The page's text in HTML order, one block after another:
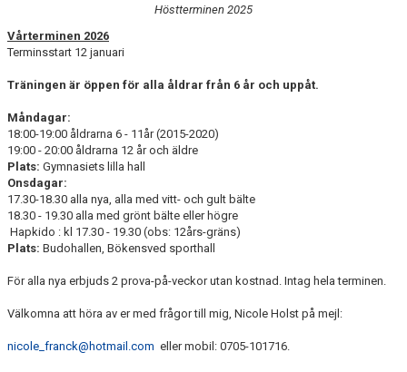
Höstterminen 2025
Vårterminen 2026
Terminsstart 12 januari
Träningen är öppen för alla åldrar från 6 år och uppåt.
Måndagar:
18:00-19:00 åldrarna 6 - 11år (2015-2020)
19:00 - 20:00 åldrarna 12 år och äldre
Plats: Gymnasiets lilla hall
Onsdagar:
17.30-18.30 alla nya, alla med vitt- och gult bälte
18.30 - 19.30 alla med grönt bälte eller högre
Hapkido : kl 17.30 - 19.30 (obs: 12års-gräns)
Plats: Budohallen, Bökensved sporthall
För alla nya erbjuds 2 prova-på-veckor utan kostnad. Intag hela terminen.
Välkomna att höra av er med frågor till mig, Nicole Holst på mejl:
nicole_franck@hotmail.com eller mobil: 0705-101716.